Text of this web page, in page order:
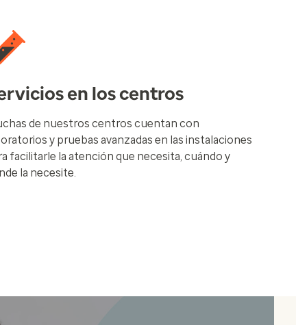
en los centros
de nuestros centros cuentan con
y pruebas avanzadas en las instalaciones
facilitarle la atención que necesita, cuándo y
la necesite.